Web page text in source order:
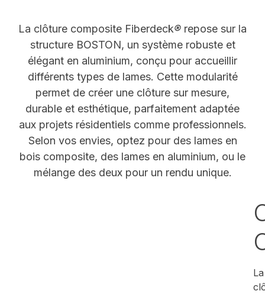
La clôture composite Fiberdeck® repose sur la
structure BOSTON, un système robuste et
élégant en aluminium, conçu pour accueillir
différents types de lames. Cette modularité
permet de créer une clôture sur mesure,
durable et esthétique, parfaitement adaptée
aux projets résidentiels comme professionnels.
Selon vos envies, optez pour des lames en
bois composite, des lames en aluminium, ou le
mélange des deux pour un rendu unique.
La